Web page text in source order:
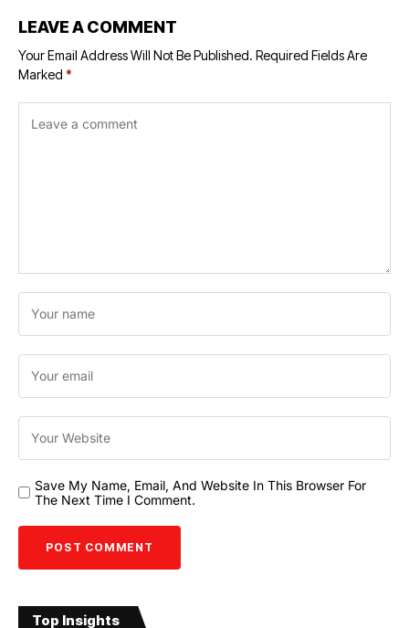
caught
LEAVE A COMMENT
Your Email Address Will Not Be Published. Required Fields Are
Marked *
Save My Name, Email, And Website In This Browser For
The Next Time I Comment.
Top Insights